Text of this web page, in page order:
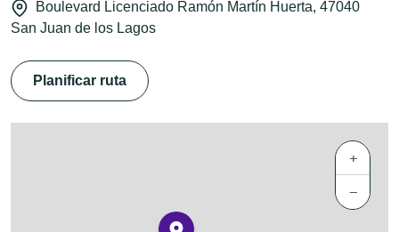
Boulevard Licenciado Ramón Martín Huerta, 47040
San Juan de los Lagos
Planificar ruta
+
−